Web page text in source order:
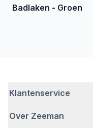
Badlaken - Groen
Klantenservice
Veelgestelde vragen
Over Zeeman